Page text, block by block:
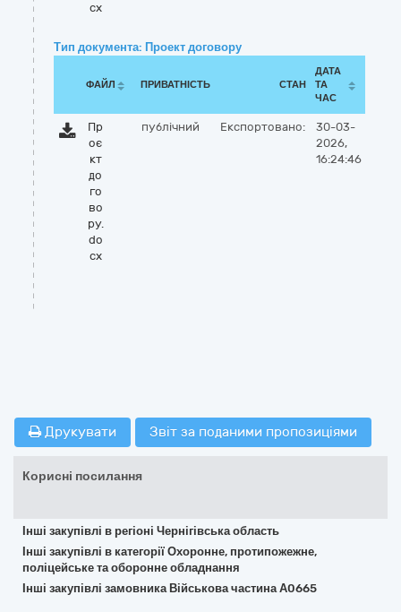
cx
Тип документа: Проект договору
ФАЙЛ ПРИВАТНІСТЬ СТАН
ДАТА
ТА
ЧАС
Пр
оє
кт
до
го
во
ру.
do
cx
публічний Експортовано:
30-03-
2026,
16:24:46
Друкувати Звіт за поданими пропозиціями
Корисні посилання
Інші закупівлі в регіоні Чернігівська область
Інші закупівлі в категорії Охоронне, протипожежне,
поліцейське та оборонне обладнання
Інші закупівлі замовника Військова частина А0665